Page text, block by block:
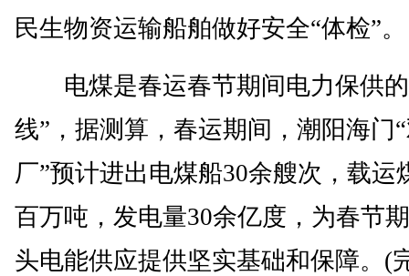
民生物资运输船舶做好安全“体检”。
电煤是春运春节期间电力保供的
线”，据测算，春运期间，潮阳海门
厂”预计进出电煤船30余艘次，载运
百万吨，发电量30余亿度，为春节
头电能供应提供坚实基础和保障。(